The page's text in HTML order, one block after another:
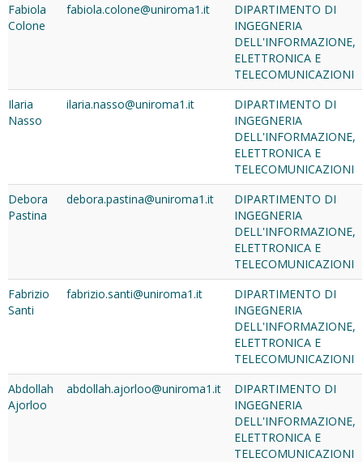
Fabiola
Colone
fabiola.colone@uniroma1.it
DIPARTIMENTO DI
INGEGNERIA
DELL'INFORMAZIONE,
ELETTRONICA E
TELECOMUNICAZIONI
Ilaria
Nasso
ilaria.nasso@uniroma1.it
DIPARTIMENTO DI
INGEGNERIA
DELL'INFORMAZIONE,
ELETTRONICA E
TELECOMUNICAZIONI
Debora
Pastina
debora.pastina@uniroma1.it
DIPARTIMENTO DI
INGEGNERIA
DELL'INFORMAZIONE,
ELETTRONICA E
TELECOMUNICAZIONI
Fabrizio
Santi
fabrizio.santi@uniroma1.it
DIPARTIMENTO DI
INGEGNERIA
DELL'INFORMAZIONE,
ELETTRONICA E
TELECOMUNICAZIONI
Abdollah
Ajorloo
abdollah.ajorloo@uniroma1.it
DIPARTIMENTO DI
INGEGNERIA
DELL'INFORMAZIONE,
ELETTRONICA E
TELECOMUNICAZIONI